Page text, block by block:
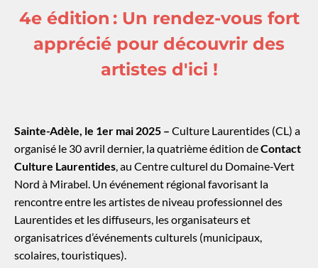
4e édition : Un rendez-vous fort
apprécié pour découvrir des
artistes d'ici !
Sainte-Adèle, le 1er mai 2025 – Culture Laurentides (CL) a
organisé le 30 avril dernier, la quatrième édition deContact
Culture Laurentides, au Centre culturel du Domaine-Vert
Nord à Mirabel. Un événement régional favorisant la
rencontre entre les artistes de niveau professionnel des
Laurentides et les diffuseurs, les organisateurs et
organisatrices d’événements culturels (municipaux,
scolaires, touristiques).